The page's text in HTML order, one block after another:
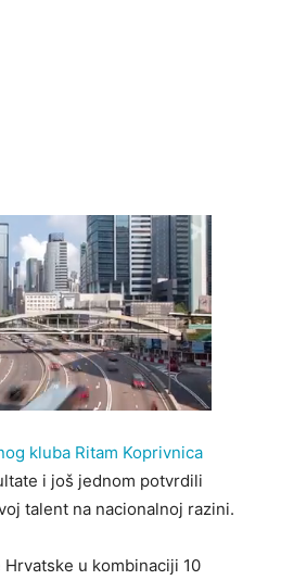
kluba Ritam Koprivnica
i još jednom potvrdili
talent na nacionalnoj razini.
u kombinaciji 10